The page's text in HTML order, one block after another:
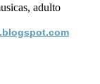
adulto